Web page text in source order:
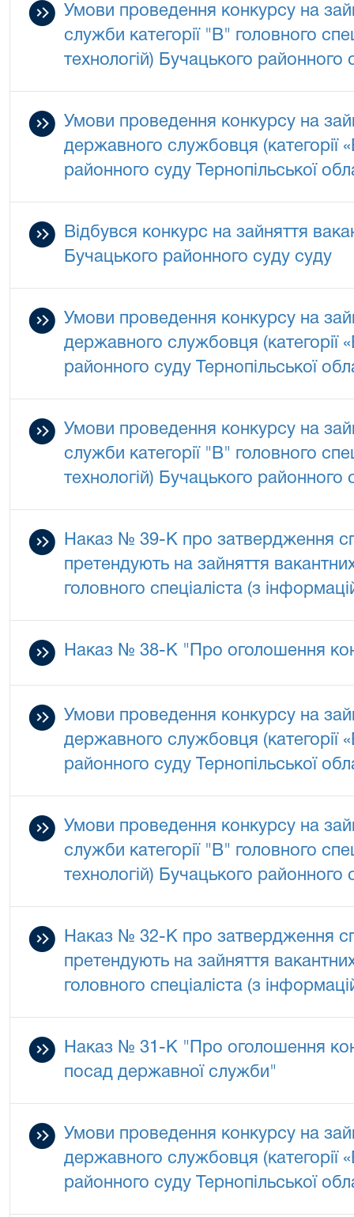
Умови проведення конкурсу на
служби категорії "В" головного
технологій) Бучацького районного
Умови проведення конкурсу на
державного службовця (категорії
районного суду Тернопільської
Відбувся конкурс на зайняття
Бучацького районного суду суду
Умови проведення конкурсу на
державного службовця (категорії
районного суду Тернопільської
Умови проведення конкурсу на
служби категорії "В" головного
технологій) Бучацького районного
Наказ № 39-К про затвердження
претендують на зайняття
головного спеціаліста (з
Наказ № 38-К "Про оголошення
Умови проведення конкурсу на
державного службовця (категорії
районного суду Тернопільської
Умови проведення конкурсу на
служби категорії "В" головного
технологій) Бучацького районного
Наказ № 32-К про затвердження
претендують на зайняття
головного спеціаліста (з
Наказ № 31-К "Про оголошення
посад державної служби"
Умови проведення конкурсу на
державного службовця (категорії
районного суду Тернопільської